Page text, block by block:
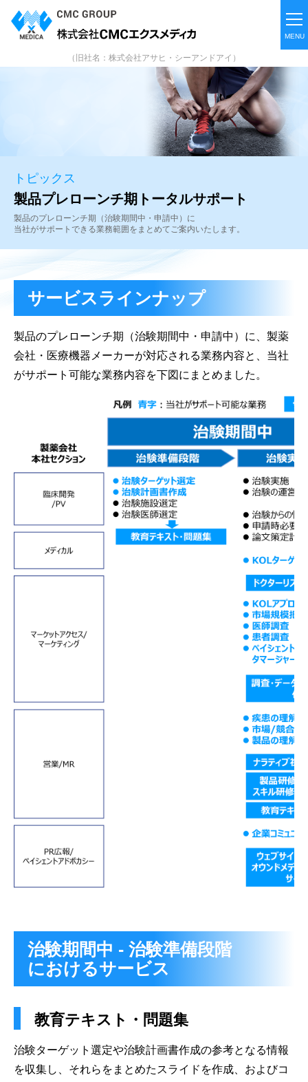
（旧社名：株式会社アサヒ・シーアンドアイ）
トピックス
製品プレローンチ期トータルサポート
製品のプレローンチ期（治験期間中・申請中）に
当社がサポートできる業務範囲をまとめてご案内いたします。
サービスラインナップ
製品のプレローンチ期（治験期間中・申請中）に、製薬
会社・医療機器メーカーが対応される業務内容と、当社
がサポート可能な業務内容を下図にまとめました。
治験期間中 - 治験準備段階
におけるサービス
教育テキスト・問題集
治験ターゲット選定や治験計画書作成の参考となる情報
を収集し、それらをまとめたスライドを作成、およびコ